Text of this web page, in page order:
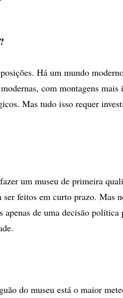
Há um mundo
com montagens
Mas tudo isso requer
um museu de primeira
ser feitos em curto prazo. Mas
apenas de uma decisão
do museu está o maior